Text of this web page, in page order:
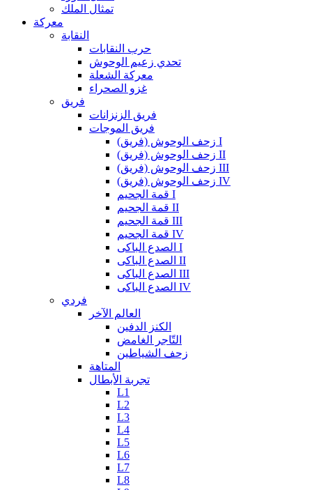
تمثال الملك
معركة
النقابة
حرب النقابات
تحدي زعيم الوحوش
معركة الشعلة
غزو الصحراء
فريق
فريق الزنزانات
فريق الموجات
زحف الوحوش (فريق) I
زحف الوحوش (فريق) II
زحف الوحوش (فريق) III
زحف الوحوش (فريق) IV
قمة الجحيم I
قمة الجحيم II
قمة الجحيم III
قمة الجحيم IV
الصدع الباكى I
الصدع الباكى II
الصدع الباكى III
الصدع الباكى IV
فردي
العالم الآخر
الكنز الدفين
التّاجر الغامض
زحف الشياطين
المتاهة
تجربة الأبطال
L1
L2
L3
L4
L5
L6
L7
L8